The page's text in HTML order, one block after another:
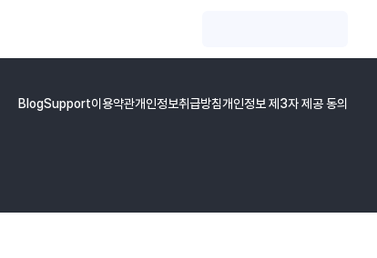
BlogSupport이용약관개인정보취급방침개인정보 제3자 제공 동의